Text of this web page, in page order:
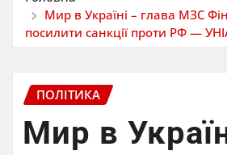
Мир в Україні – глава МЗС
посилити санкції проти РФ —
ПОЛІТИКА
Мир в